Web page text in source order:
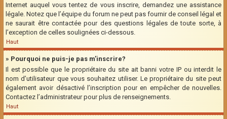
Internet auquel vous tentez de vous inscrire, demandez une assistance
légale. Notez que l’équipe du forum ne peut pas fournir de conseil légal et
ne saurait être contactée pour des questions légales de toute sorte, à
l’exception de celles soulignées ci-dessous.
Haut
» Pourquoi ne puis-je pas m’inscrire?
Il est possible que le propriétaire du site ait banni votre IP ou interdit le
nom d’utilisateur que vous souhaitez utiliser. Le propriétaire du site peut
également avoir désactivé l’inscription pour en empêcher de nouvelles.
Contactez l’administrateur pour plus de renseignements.
Haut